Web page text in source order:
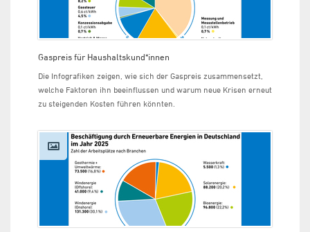
Gaspreis für Haushaltskund*innen
Die Infografiken zeigen, wie sich der Gaspreis zusammensetzt,
welche Faktoren ihn beeinflussen und warum neue Krisen erneut
zu steigenden Kosten führen könnten.